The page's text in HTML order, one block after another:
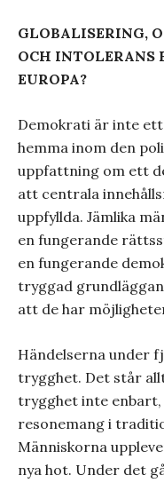
GLOBALISERING,
OCH INTOLERANS
EUROPA?
Demokrati är inte
hemma inom den
uppfattning om ett
att centrala
uppfyllda. Jämlika
en fungerande
en fungerande
tryggad
att de har
Händelserna under
trygghet. Det står
trygghet inte enbart,
resonemang i
Människorna
nya hot. Under det